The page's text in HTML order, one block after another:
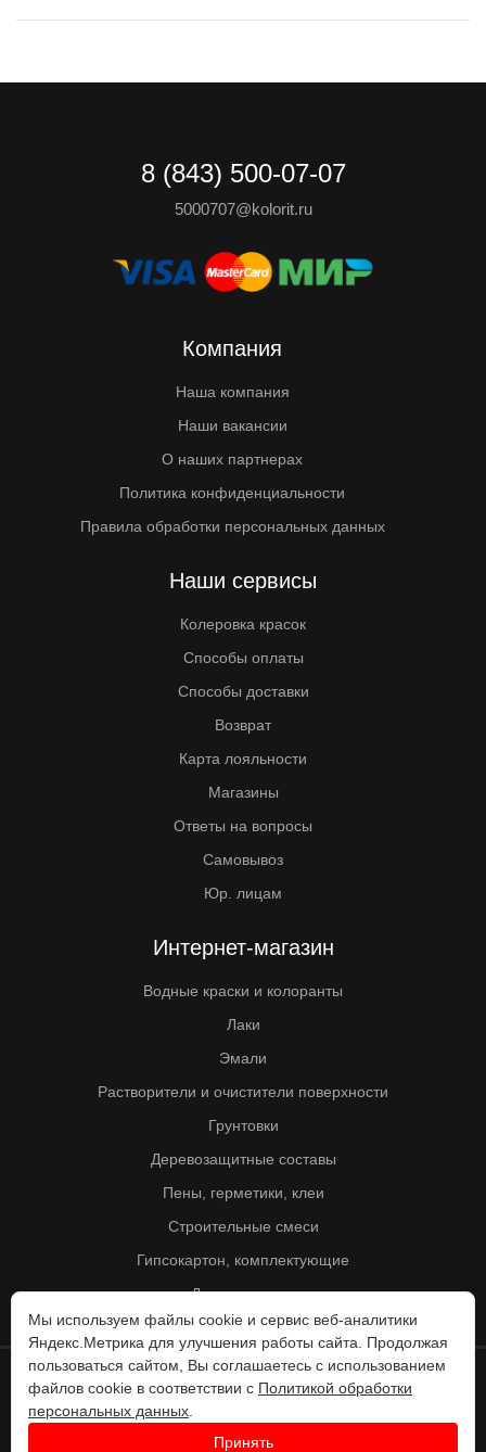
8 (843) 500-07-07
5000707@kolorit.ru
Компания
Наша компания
Наши вакансии
О наших партнерах
Политика конфиденциальности
Правила обработки персональных данных
Наши сервисы
Колеровка красок
Способы оплаты
Способы доставки
Возврат
Карта лояльности
Магазины
Ответы на вопросы
Самовывоз
Юр. лицам
Интернет-магазин
Водные краски и колоранты
Лаки
Эмали
Растворители и очистители поверхности
Грунтовки
Деревозащитные составы
Пены, герметики, клеи
Строительные смеси
Гипсокартон, комплектующие
Другие товары
© Колорит 1995 - 2026
Разработка веб-сайта -
Мы используем файлы cookie и сервис веб-аналитики
Яндекс.Метрика для улучшения работы сайта. Продолжая
пользоваться сайтом, Вы соглашаетесь с использованием
файлов cookie в соответствии с Политикой обработки
персональных данных
Принять